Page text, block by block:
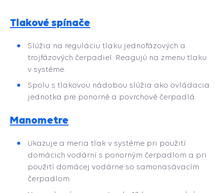
Tlakové spínače
Slúžia na reguláciu tlaku jednofázových a
trojfázových čerpadiel. Reagujú na zmenu tlaku
v systéme.
Spolu s tlakovou nádobou slúžia ako ovládacia
jednotka pre ponorné a povrchové čerpadlá.
Manometre
Ukazuje a meria tlak v systéme pri použití
domácich vodární s ponorným čerpadlom a pri
použití domácej vodárne so samonasávacím
čerpadlom.